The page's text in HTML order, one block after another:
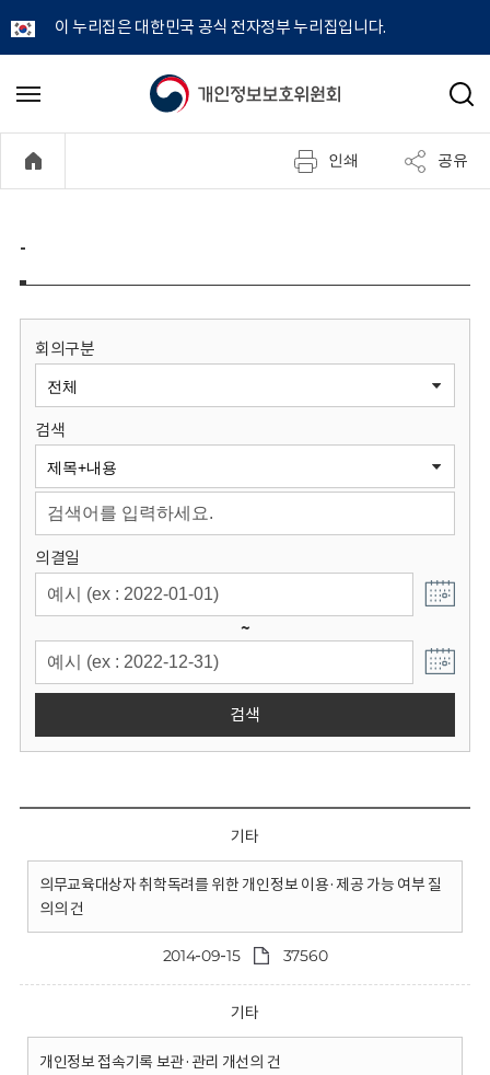
이 누리집은 대한민국 공식 전자정부 누리집입니다.
개
정
보
원
회
메
기
검
인쇄 공유
-
회의구분
검색
의결일
~
검색
기타
의무교육대상자 취학독려를 위한 개인정보 이용·제공 가능 여부 질
의의 건
2014-09-15 37560
기타
개인정보 접속기록 보관·관리 개선의 건